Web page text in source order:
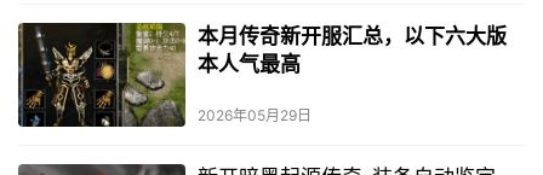
本月传奇新开服汇总，以下六大版
本人气最高
2026年05月29日